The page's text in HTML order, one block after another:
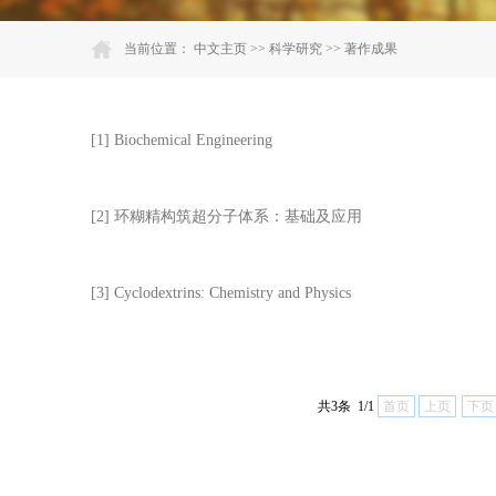
当前位置： 中文主页 >> 科学研究 >> 著作成果
[1] Biochemical Engineering
[2] 环糊精构筑超分子体系：基础及应用
[3] Cyclodextrins: Chemistry and Physics
共3条 1/1 首页 上页 下页